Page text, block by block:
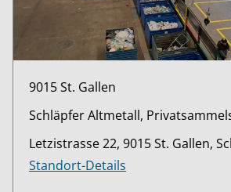
9015 St. Gallen
Schläpfer Altmetall,
Letzistrasse 22, 9015 St. Gallen,
Standort-Details